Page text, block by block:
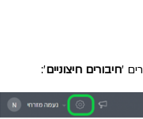
'חיבורים חיצוניים':